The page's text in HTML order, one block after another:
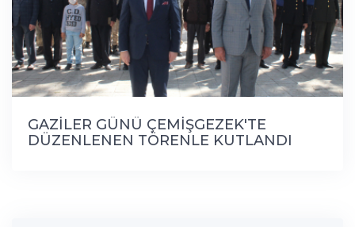
GAZİLER GÜNÜ ÇEMİŞGEZEK'TE
DÜZENLENEN TÖRENLE KUTLANDI